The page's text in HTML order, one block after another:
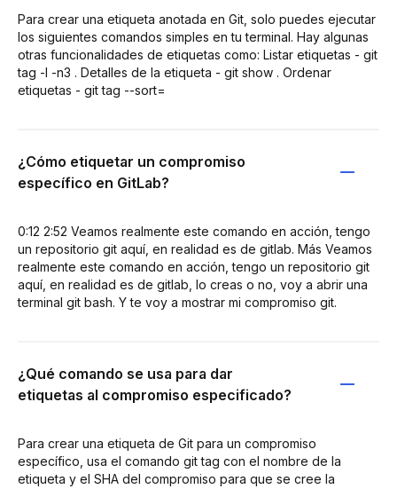
Para crear una etiqueta anotada en Git, solo puedes ejecutar
los siguientes comandos simples en tu terminal. Hay algunas
otras funcionalidades de etiquetas como: Listar etiquetas - git
tag -l -n3 . Detalles de la etiqueta - git show . Ordenar
etiquetas - git tag --sort=
¿Cómo etiquetar un compromiso
específico en GitLab?
0:12 2:52 Veamos realmente este comando en acción, tengo
un repositorio git aquí, en realidad es de gitlab. Más Veamos
realmente este comando en acción, tengo un repositorio git
aquí, en realidad es de gitlab, lo creas o no, voy a abrir una
terminal git bash. Y te voy a mostrar mi compromiso git.
¿Qué comando se usa para dar
etiquetas al compromiso especificado?
Para crear una etiqueta de Git para un compromiso
específico, usa el comando git tag con el nombre de la
etiqueta y el SHA del compromiso para que se cree la